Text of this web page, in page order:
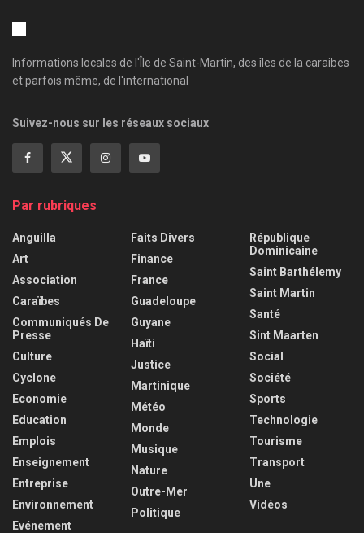
Informations locales de l'Île de Saint-Martin, des îles de la caraibes
et parfois même, de l'international
Suivez-nous sur les réseaux sociaux
Par rubriques
Anguilla
Art
Association
Caraïbes
Communiqués De
Presse
Culture
Cyclone
Economie
Education
Emplois
Enseignement
Entreprise
Environnement
Evénement
Faits Divers
Finance
France
Guadeloupe
Guyane
Haïti
Justice
Martinique
Météo
Monde
Musique
Nature
Outre-Mer
Politique
République
Dominicaine
Saint Barthélemy
Saint Martin
Santé
Sint Maarten
Social
Société
Sports
Technologie
Tourisme
Transport
Une
Vidéos